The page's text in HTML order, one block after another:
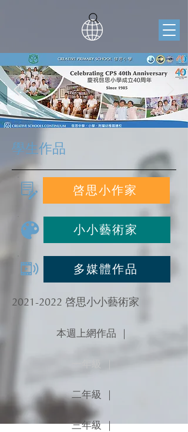
學生作品
啓思小作家
小小藝術家
多媒體作品
2021-2022 啓思小小藝術家
本週上網作品 ｜
二年級 ｜
三年級 ｜